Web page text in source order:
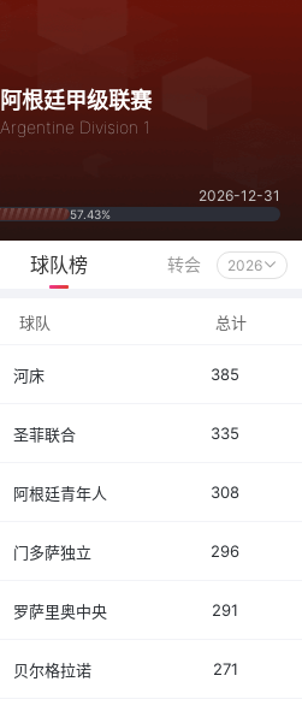
阿根廷甲级联赛
Argentine Division 1
2026-12-31
57.43%
球队榜 转会 2026
球队 总计
河床 385
圣菲联合 335
阿根廷青年人 308
门多萨独立 296
罗萨里奥中央 291
贝尔格拉诺 271